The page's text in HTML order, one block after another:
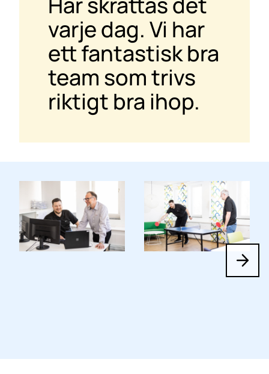
varje dag. Vi har
ett fantastisk bra
team som trivs
riktigt bra ihop.